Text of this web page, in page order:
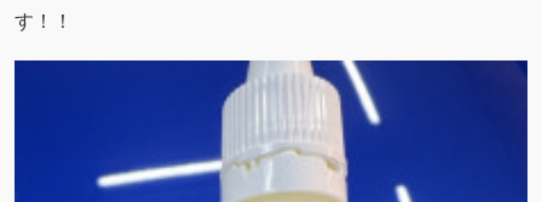
す！！